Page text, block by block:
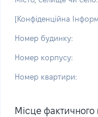
[Конфіденційна
Номер будинку:
Номер корпусу:
Номер квартири:
Місце фактичного